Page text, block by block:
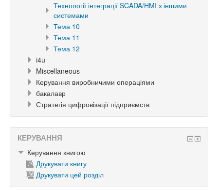
Технології інтеграції SCADA/HMI з іншими
системами
Тема 10
Тема 11
Тема 12
i4u
Miscellaneous
Керування виробничими операціями
бакалавр
Стратегія цифровізації підприємств
КЕРУВАННЯ
Керування книгою
Друкувати книгу
Друкувати цей розділ